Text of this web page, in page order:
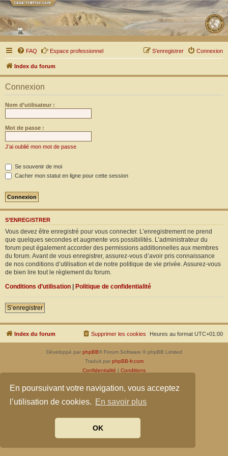
En poursuivant votre navigation, vous acceptez
l’utilisation de cookies. En savoir plus
OK
FAQ Espace professionnel Connexion
S’enregistrer
Index du forum
Connexion
Nom d’utilisateur :
Mot de passe :
J’ai oublié mon mot de passe
Se souvenir de moi
Cacher mon statut en ligne pour cette session
S’ENREGISTRER
Vous devez être enregistré pour vous connecter. L’enregistrement ne prend
que quelques secondes et augmente vos possibilités. L’administrateur du
forum peut également accorder des permissions additionnelles aux membres
du forum. Avant de vous enregistrer, assurez-vous d’avoir pris connaissance
de nos conditions d’utilisation et de notre politique de vie privée. Assurez-vous
de bien lire tout le règlement du forum.
Conditions d’utilisation | Politique de confidentialité
S’enregistrer
Index du forum Heures au format UTC+01:00
Supprimer les cookies
Développé par phpBB® Forum Software © phpBB Limited
Traduit par phpBB-fr.com
Confidentialité | Conditions